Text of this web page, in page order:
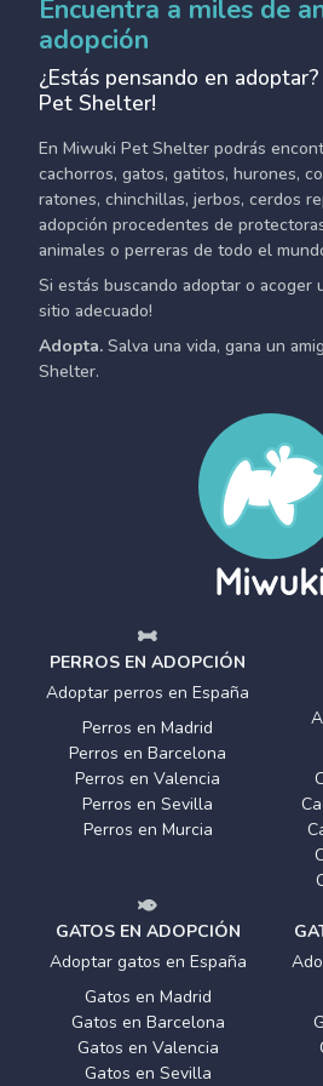
Encuentra a miles de
adopción
¿Estás pensando en
Pet Shelter!
En Miwuki Pet Shelter podrás
cachorros, gatos, gatitos, hurones,
ratones, chinchillas, jerbos, cerdos
adopción procedentes de
animales o perreras de todo el
Si estás buscando adoptar o acoger
sitio adecuado!
Adopta. Salva una vida, gana un
Shelter.
PERROS EN ADOPCIÓN
Adoptar perros en España
Perros en Madrid
Perros en Barcelona
Perros en Valencia
Perros en Sevilla
Perros en Murcia
GATOS EN ADOPCIÓN
Adoptar gatos en España
Gatos en Madrid
Gatos en Barcelona
Gatos en Valencia
Gatos en Sevilla